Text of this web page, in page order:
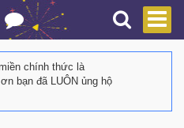
chính thức là
bạn đã LUÔN ủng hộ